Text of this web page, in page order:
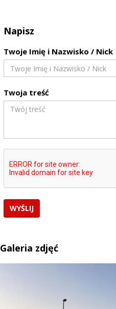
Napisz
Twoje Imię i Nazwisko / Nick
Twoja treść
Galeria zdjęć